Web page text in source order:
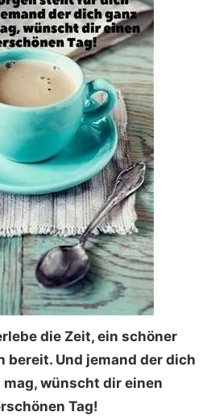
die Zeit, ein schöner
bereit. Und jemand der dich
wünscht dir einen
Tag!